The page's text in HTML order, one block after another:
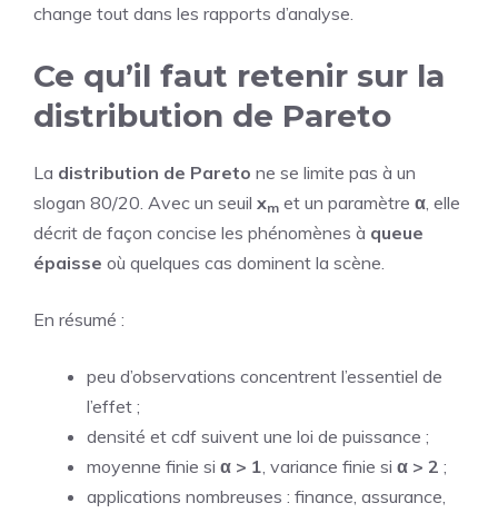
change tout dans les rapports d’analyse.
Ce qu’il faut retenir sur la
distribution de Pareto
La distribution de Pareto ne se limite pas à un
slogan 80/20. Avec un seuil xm et un paramètre α , elle
décrit de façon concise les phénomènes à queue
épaisse où quelques cas dominent la scène.
En résumé :
peu d’observations concentrent l’essentiel de
l’effet ;
densité et cdf suivent une loi de puissance ;
moyenne finie si α > 1 , variance finie si α > 2 ;
applications nombreuses : finance, assurance,